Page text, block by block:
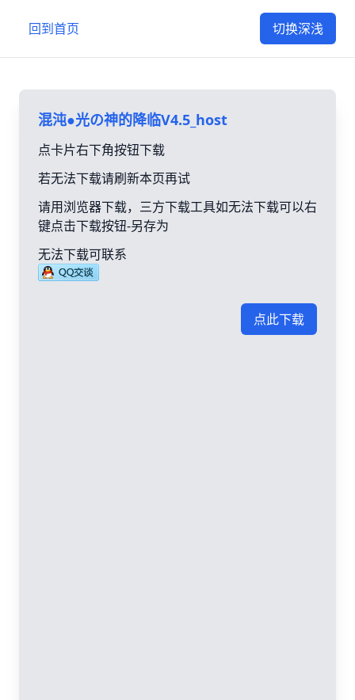
回到首页 切换深浅
混沌●光の神的降临V4.5_host
点卡片右下角按钮下载
若无法下载请刷新本页再试
请用浏览器下载，三方下载工具如无法下载可以右
键点击下载按钮-另存为
无法下载可联系
点此下载